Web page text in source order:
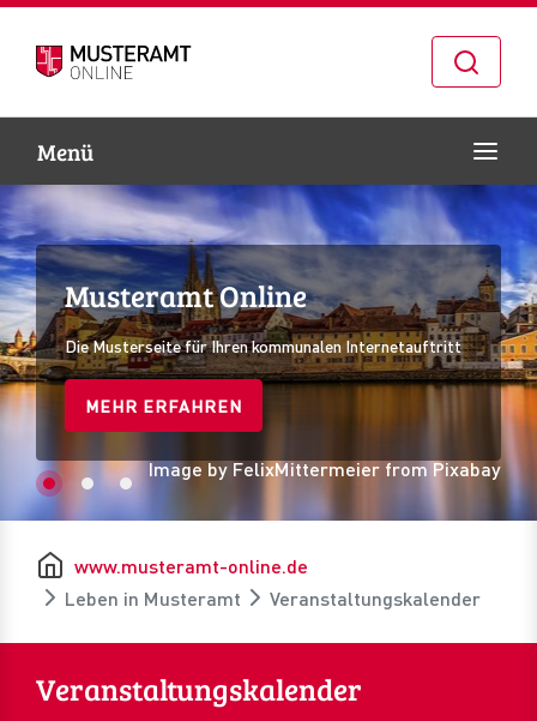
Zur Navigation springen
Zum Inhalt springen
Menü
Musteramt Online
Die Musterseite für Ihren kommunalen Internetauftritt
MEHR ERFAHREN
Image by FelixMittermeier from Pixabay
Musteramt Online
Die Musterseite für Ihren kommunalen Internetauftritt
MEHR ERFAHREN
Musteramt Online
Die Musterseite für Ihren kommunalen Internetauftritt
MEHR ERFAHREN
www.musteramt-online.de
Leben in Musteramt
Veranstaltungskalender
Veranstaltungskalender